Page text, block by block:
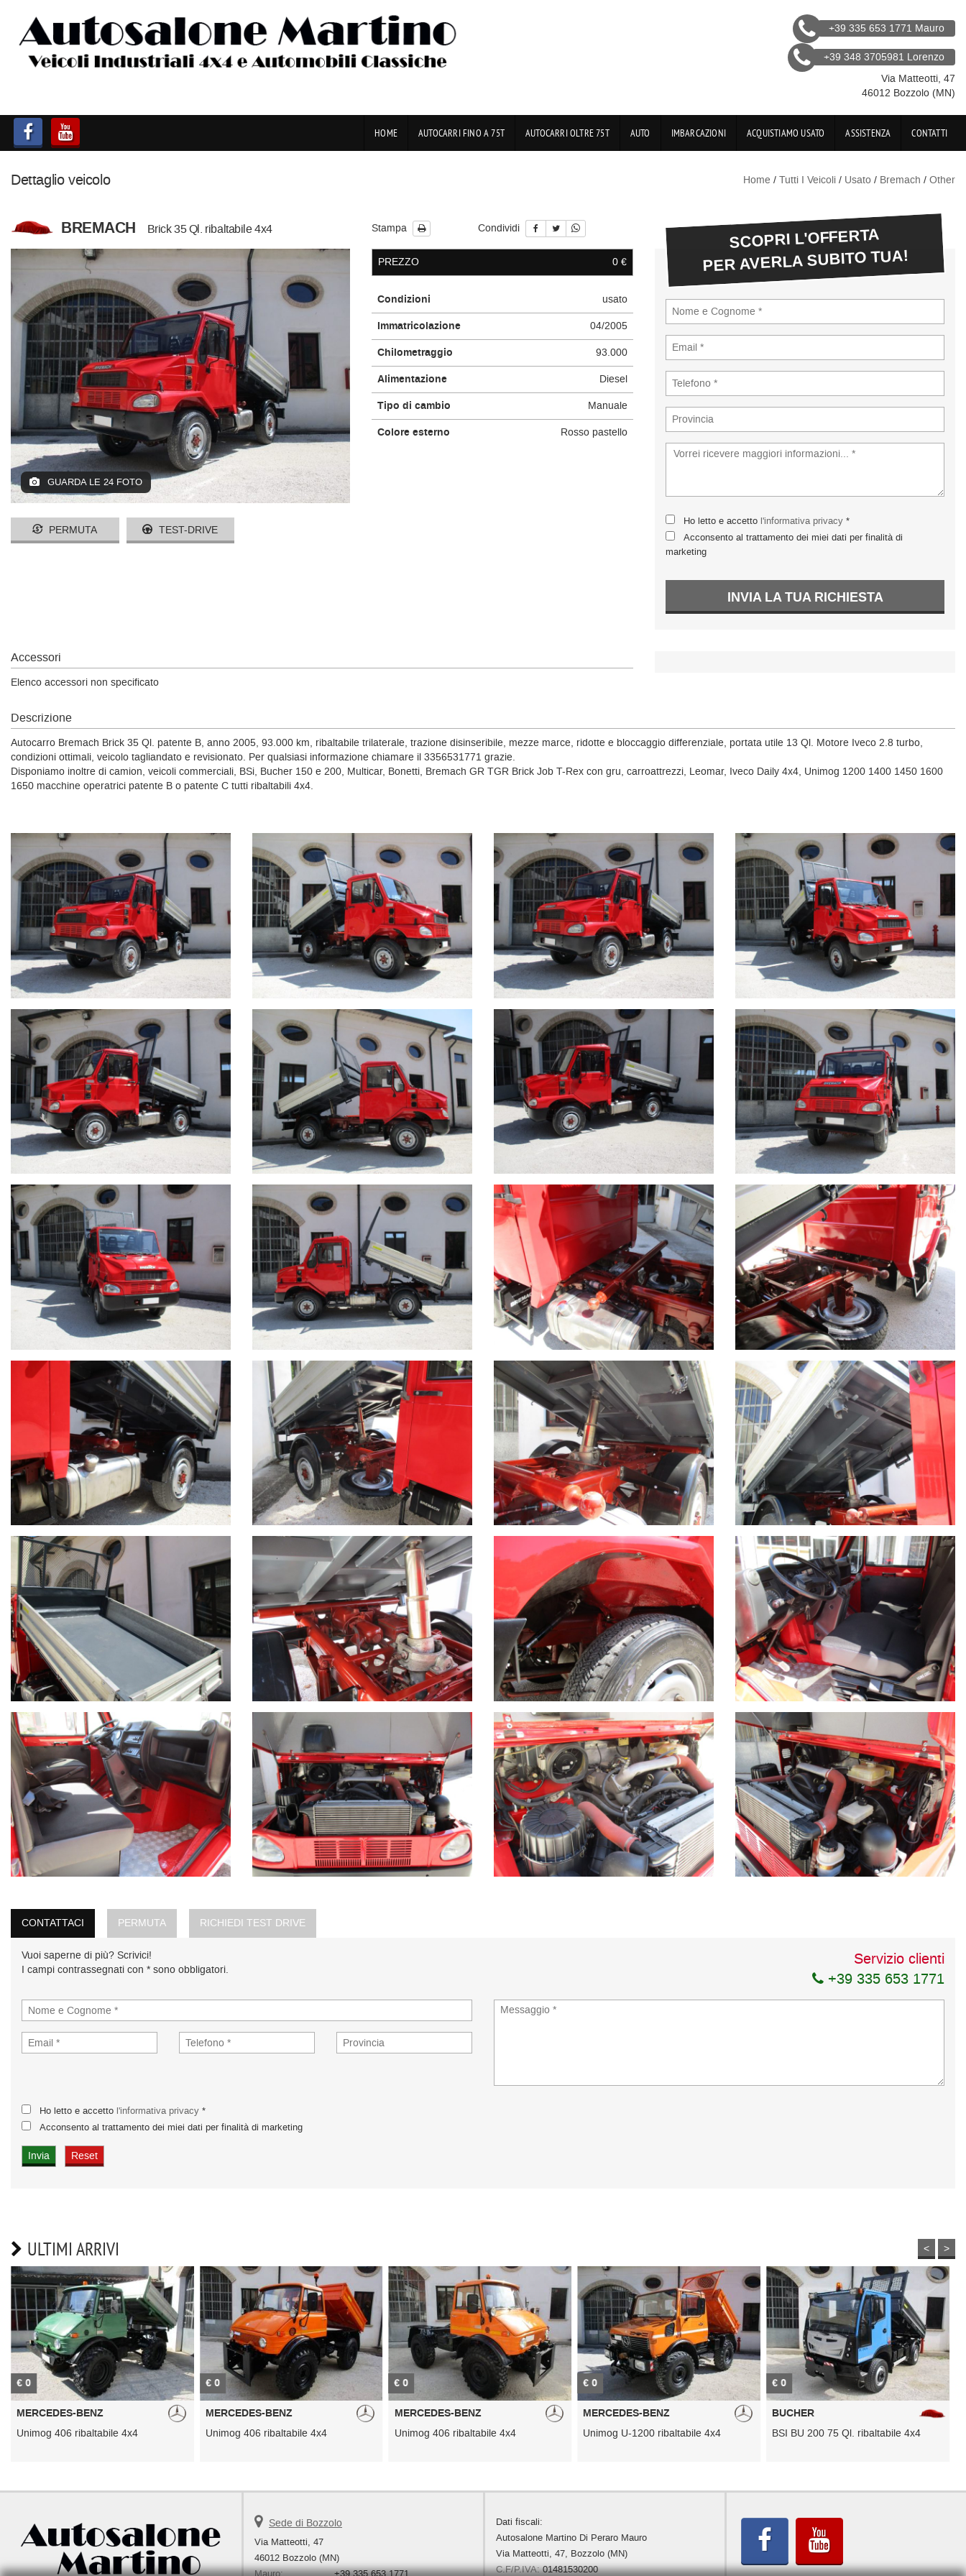
HOME
AUTOCARRI FINO A 75T
AUTO
IMBARCAZIONI
ACQUISTIAMO USATO
CONTATTI
+39 335 653 1771 Mauro
+39 348 3705981 Lorenzo
Via Matteotti, 47
46012 Bozzolo (MN)
HOME AUTOCARRI FINO A 75T AUTOCARRI OLTRE 75T AUTO IMBARCAZIONI ACQUISTIAMO USATO ASSISTENZA CONTATTI
Dettaglio veicolo Home / Tutti I Veicoli / Usato / Bremach / Other
BREMACH Brick 35 Ql. ribaltabile 4x4 Stampa Condividi
GUARDA LE 24 FOTO
PERMUTA TEST-DRIVE
PREZZO 0 €
Condizioni usato
Immatricolazione 04/2005
Chilometraggio 93.000
Alimentazione Diesel
Tipo di cambio Manuale
Colore esterno Rosso pastello
SCOPRI L'OFFERTA
PER AVERLA SUBITO TUA!
Ho letto e accetto l'informativa privacy *
Acconsento al trattamento dei miei dati per finalità di
marketing
INVIA LA TUA RICHIESTA
Accessori
Elenco accessori non specificato
Descrizione
Autocarro Bremach Brick 35 Ql. patente B, anno 2005, 93.000 km, ribaltabile trilaterale, trazione disinseribile, mezze marce, ridotte e bloccaggio differenziale, portata utile 13 Ql. Motore Iveco 2.8 turbo,
condizioni ottimali, veicolo tagliandato e revisionato. Per qualsiasi informazione chiamare il 3356531771 grazie.
Disponiamo inoltre di camion, veicoli commerciali, BSi, Bucher 150 e 200, Multicar, Bonetti, Bremach GR TGR Brick Job T-Rex con gru, carroattrezzi, Leomar, Iveco Daily 4x4, Unimog 1200 1400 1450 1600
1650 macchine operatrici patente B o patente C tutti ribaltabili 4x4.
CONTATTACI PERMUTA RICHIEDI TEST DRIVE
Vuoi saperne di più? Scrivici!
I campi contrassegnati con * sono obbligatori.
Servizio clienti
+39 335 653 1771
Ho letto e accetto l'informativa privacy *
Acconsento al trattamento dei miei dati per finalità di marketing
ULTIMI ARRIVI < >
€ 0
MERCEDES-BENZ
Unimog 406 ribaltabile 4x4
€ 0
MERCEDES-BENZ
Unimog 406 ribaltabile 4x4
€ 0
MERCEDES-BENZ
Unimog 406 ribaltabile 4x4
€ 0
MERCEDES-BENZ
Unimog U-1200 ribaltabile 4x4
€ 0
BUCHER
BSI BU 200 75 Ql. ribaltabile 4x4
Sede di Bozzolo
Via Matteotti, 47
46012 Bozzolo (MN)
Mauro:
+39 335 653 1771
Dati fiscali:
Autosalone Martino Di Peraro Mauro
Via Matteotti, 47, Bozzolo (MN)
C.F/P.IVA:01481530200